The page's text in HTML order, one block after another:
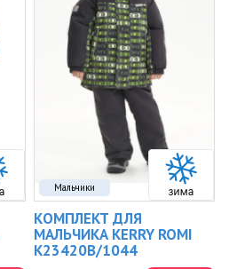
Мальчики
КОМПЛЕКТ ДЛЯ
МАЛЬЧИКА KERRY ROMI
K23420B/1044